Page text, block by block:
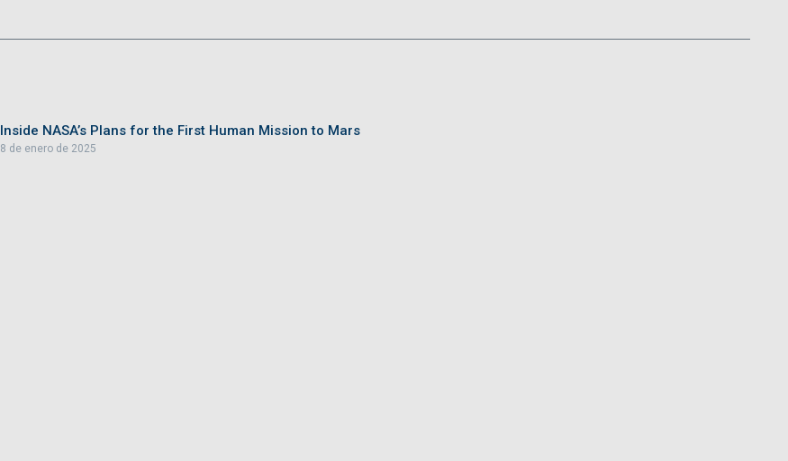
Inside NASA’s Plans for the First Human Mission to Mars
8 de enero de 2025